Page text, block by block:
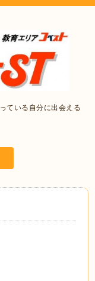
ている自分に出会える